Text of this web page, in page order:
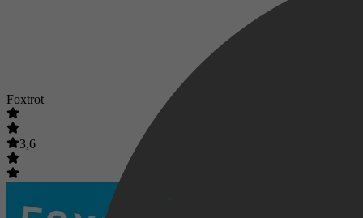
Foxtrot
3,6